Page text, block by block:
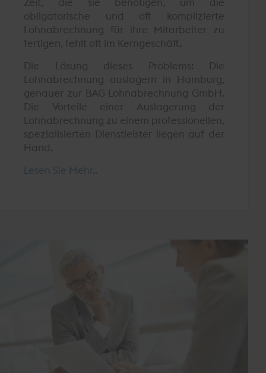
Zeit, die sie benötigen, um die
obligatorische und oft komplizierte
Lohnabrechnung für ihre Mitarbeiter zu
fertigen, fehlt oft im Kerngeschäft.
Die Lösung dieses Problems: Die
Lohnabrechnung auslagern in Hamburg,
genauer zur BAG Lohnabrechnung GmbH.
Die Vorteile einer Auslagerung der
Lohnabrechnung zu einem professionellen,
spezialisierten Dienstleister liegen auf der
Hand.
Lesen Sie Mehr..